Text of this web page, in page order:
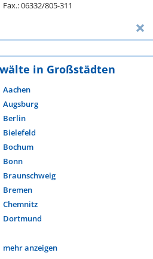
Fax.: 06332/805-311
in Großstädten
Aachen
Augsburg
Berlin
Bielefeld
Bochum
Bonn
Braunschweig
Bremen
Chemnitz
Dortmund
mehr anzeigen